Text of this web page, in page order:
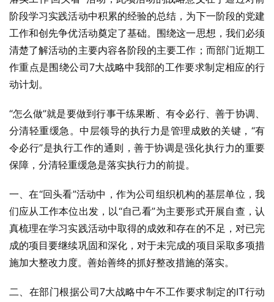
阶段学习实践活动中积累的经验的总结，为下一阶段的党建
工作和创先争优活动奠定了基础。围绕这一思想，我们必须
清楚了解活动的主要内容各阶段的主要工作；而部门近期工
作重点是围绕公司7大战略中我部的工作要求制定相应的行
动计划。
“怎么做”就是要做到行事干练果断、有令必行、善于协调、
分清轻重缓急。中层领导的执行力是管理成败的关键，“有
令必行”是执行工作的通则，善于协调是强化执行力的重要
保障，分清轻重缓急是落实执行力的前提。
一、在“回头看”活动中，作为公司组织机构的基层单位，我
们应从工作本位出发，以“自己看”为主要形式开展自查，认
真梳理在学习实践活动中取得的成效和存在的不足，对已完
成的项目要继续巩固和深化，对于未完成的项目采取多项措
施加大整改力度。善始善终的抓好整改措施的落实。
二、在部门根据公司7大战略中午不工作要求制定的IT行动